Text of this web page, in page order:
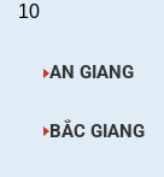
10
AN GIANG
BẮC GIANG